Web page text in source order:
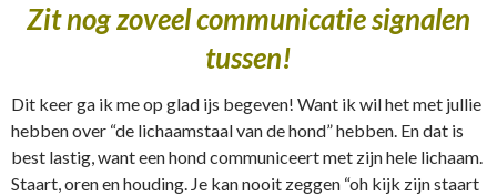
Zit nog zoveel communicatie signalen
tussen!
Dit keer ga ik me op glad ijs begeven! Want ik wil het met jullie
hebben over “de lichaamstaal van de hond” hebben. En dat is
best lastig, want een hond communiceert met zijn hele lichaam.
Staart, oren en houding. Je kan nooit zeggen “oh kijk zijn staart